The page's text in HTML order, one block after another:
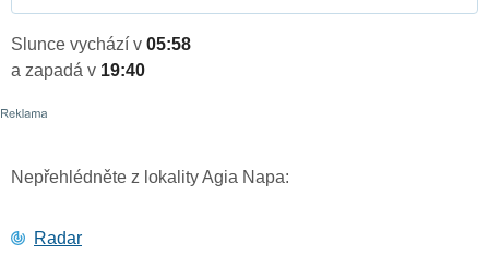
Slunce vychází v 05:58
a zapadá v 19:40
Nepřehlédněte z lokality Agia Napa:
Radar